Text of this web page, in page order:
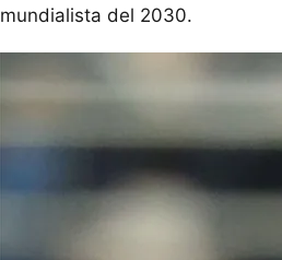
mundialista del 2030.